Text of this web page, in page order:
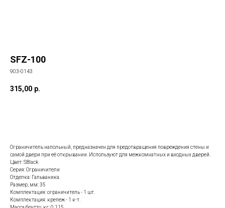
SFZ-100
903-0143
315,00 р.
Ограничитель напольный, предназначен для предотвращения повреждения стены и
самой двери при её открывании. Используют для межкомнатных и входных дверей.
Цвет: SBlack
Серия: Ограничители
Отделка: Гальваника.
Размер, мм: 35
Комплектация: ограничитель - 1 шт.
Комплектация: крепеж - 1 к-т.